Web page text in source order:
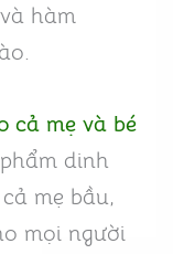
hàm
cả mẹ và bé
dinh
mẹ bầu,
mọi người